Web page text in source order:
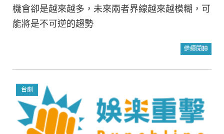
機會卻是越來越多，未來兩者界線越來越模糊，可
能將是不可逆的趨勢
繼續閱讀
台劇